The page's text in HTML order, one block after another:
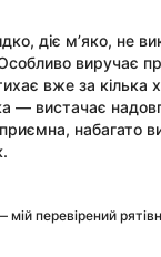
діє м’яко, не
виручає
вже за кілька
— вистачає
набагато
перевірений